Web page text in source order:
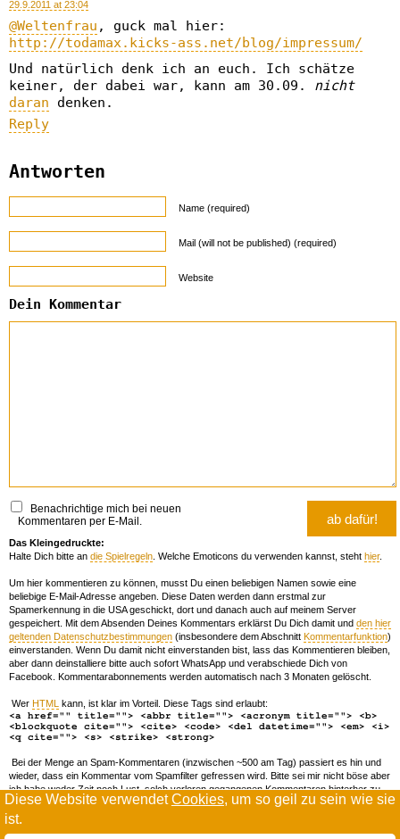
Diese Website verwendetCookies, um so geil zu sein wie sie
ist.
29.9.2011 at 23:04
@Weltenfrau , guck mal hier:
http://todamax.kicks-ass.net/blog/impressum/
Und natürlich denk ich an euch. Ich schätze
keiner, der dabei war, kann am 30.09. nicht
daran denken.
Reply
Antworten
Name (required)
Mail (will not be published) (required)
Website
Dein Kommentar
Benachrichtige mich bei neuen
Kommentaren per E-Mail.
Das Kleingedruckte:
Halte Dich bitte an die Spielregeln . Welche Emoticons du verwenden kannst, steht hier.
Um hier kommentieren zu können, musst Du einen beliebigen Namen sowie eine
beliebige E-Mail-Adresse angeben. Diese Daten werden dann erstmal zur
Spamerkennung in die USA geschickt, dort und danach auch auf meinem Server
gespeichert. Mit dem Absenden Deines Kommentars erklärst Du Dich damit und den hier
geltenden Datenschutzbestimmungen (insbesondere dem Abschnitt Kommentarfunktion)
einverstanden. Wenn Du damit nicht einverstanden bist, lass das Kommentieren bleiben,
aber dann deinstalliere bitte auch sofort WhatsApp und verabschiede Dich von
Facebook. Kommentarabonnements werden automatisch nach 3 Monaten gelöscht.
Wer HTML kann, ist klar im Vorteil. Diese Tags sind erlaubt:
<a href="" title=""> <abbr title=""> <acronym title=""> <b>
<blockquote cite=""> <cite> <code> <del datetime=""> <em> <i>
<q cite=""> <s> <strike> <strong>
Bei der Menge an Spam-Kommentaren (inzwischen ~500 am Tag) passiert es hin und
wieder, dass ein Kommentar vom Spamfilter gefressen wird. Bitte sei mir nicht böse aber
ich habe weder Zeit noch Lust, solch verloren gegangenen Kommentaren hinterher zu
forschen. Wenn das öfters passiert, schreib' mir 'ne Mail damit ich dich whitelisten kann.
todamax rennt aufwordpress